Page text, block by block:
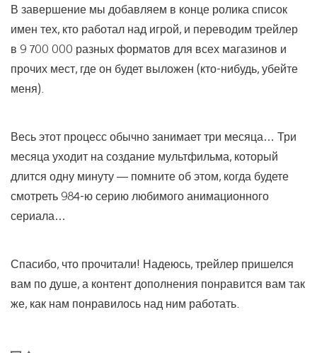
В завершение мы добавляем в конце ролика список
имен тех, кто работал над игрой, и переводим трейлер
в 9 700 000 разных форматов для всех магазинов и
прочих мест, где он будет выложен (кто-нибудь, убейте
меня).
Весь этот процесс обычно занимает три месяца… Три
месяца уходит на создание мультфильма, который
длится одну минуту — помните об этом, когда будете
смотреть 984-ю серию любимого анимационного
сериала…
Спасибо, что прочитали! Надеюсь, трейлер пришелся
вам по душе, а контент дополнения понравится вам так
же, как нам понравилось над ним работать.